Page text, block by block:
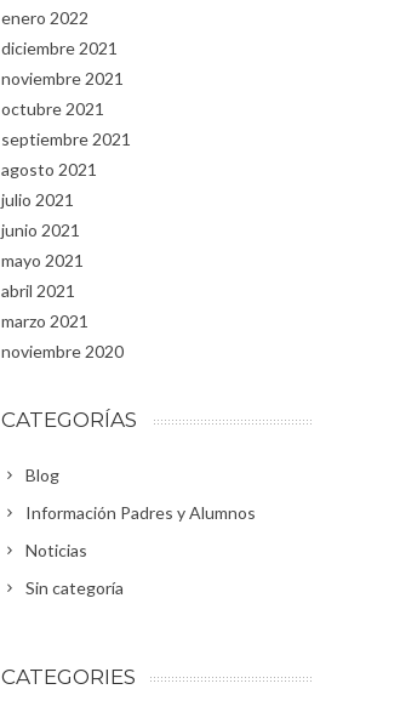
enero 2022
diciembre 2021
noviembre 2021
octubre 2021
septiembre 2021
agosto 2021
julio 2021
junio 2021
mayo 2021
abril 2021
marzo 2021
noviembre 2020
CATEGORÍAS
Blog
Información Padres y Alumnos
Noticias
Sin categoría
CATEGORIES